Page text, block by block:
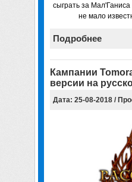
сыграть за
не мало
Подробнее
Кампании
версии на
Дата: 25-08-2018 /